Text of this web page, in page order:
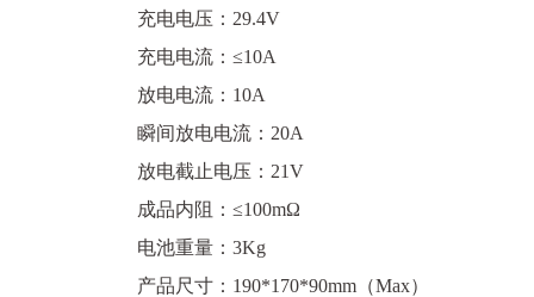
充电电压：29.4V
充电电流：≤10A
放电电流：10A
瞬间放电电流：20A
放电截止电压：21V
成品内阻：≤100mΩ
电池重量：3Kg
产品尺寸：190*170*90mm（Max）